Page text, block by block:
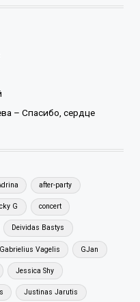
– Спасибо, сердце
after-party
G concert
Deividas Bastys
Gabrielius Vagelis GJan
Jessica Shy
Justinas Jarutis